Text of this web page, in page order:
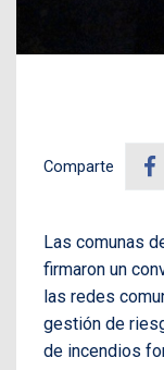
Comparte
Las comunas
firmaron un
las redes
gestión de
de incendios